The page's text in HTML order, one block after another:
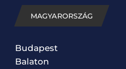
MAGYARORSZÁG
Budapest
Balaton